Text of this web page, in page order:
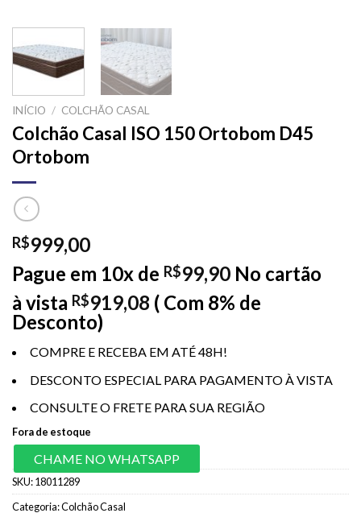
INÍCIO / COLCHÃO CASAL
Colchão Casal ISO 150 Ortobom D45
Ortobom
R$999,00
Pague em 10x de R$99,90 No cartão
à vista R$919,08 ( Com 8% de
Desconto)
COMPRE E RECEBA EM ATÉ 48H!
DESCONTO ESPECIAL PARA PAGAMENTO À VISTA
CONSULTE O FRETE PARA SUA REGIÃO
Fora de estoque
CHAME NO WHATSAPP
SKU:18011289
Categoria:Colchão Casal